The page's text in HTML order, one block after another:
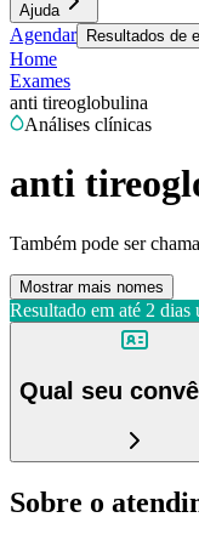
Ajuda
Agendar Resultados de
Home
Exames
anti tireoglobulina
Análises clínicas
anti
Também pode ser
Mostrar mais nomes
Resultado em até 2 dias
Qual seu
Sobre o